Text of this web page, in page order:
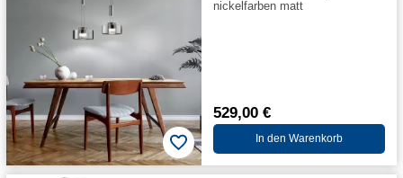
nickelfarben matt
529,00 €
In den Warenkorb